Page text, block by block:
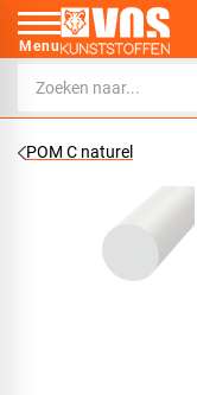
Menu
POM C naturel